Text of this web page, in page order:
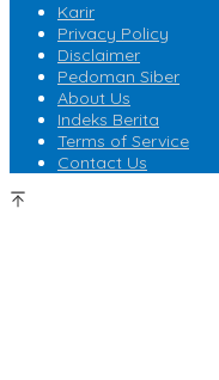
Karir
Privacy Policy
Disclaimer
Pedoman Siber
About Us
Indeks Berita
Terms of Service
Contact Us